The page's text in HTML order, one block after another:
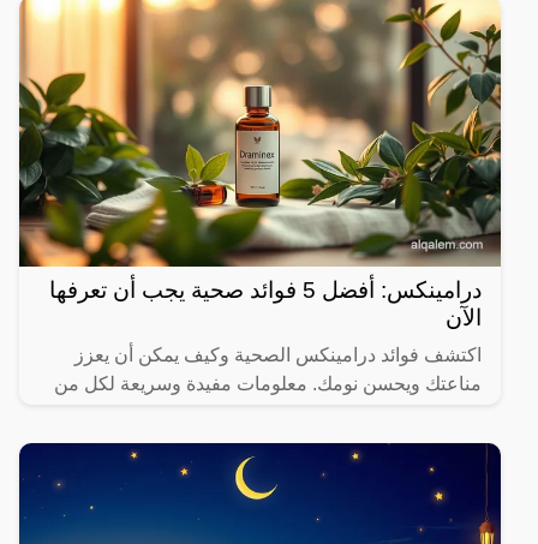
درامينكس: أفضل 5 فوائد صحية يجب أن تعرفها
الآن
اكتشف فوائد درامينكس الصحية وكيف يمكن أن يعزز
مناعتك ويحسن نومك. معلومات مفيدة وسريعة لكل من